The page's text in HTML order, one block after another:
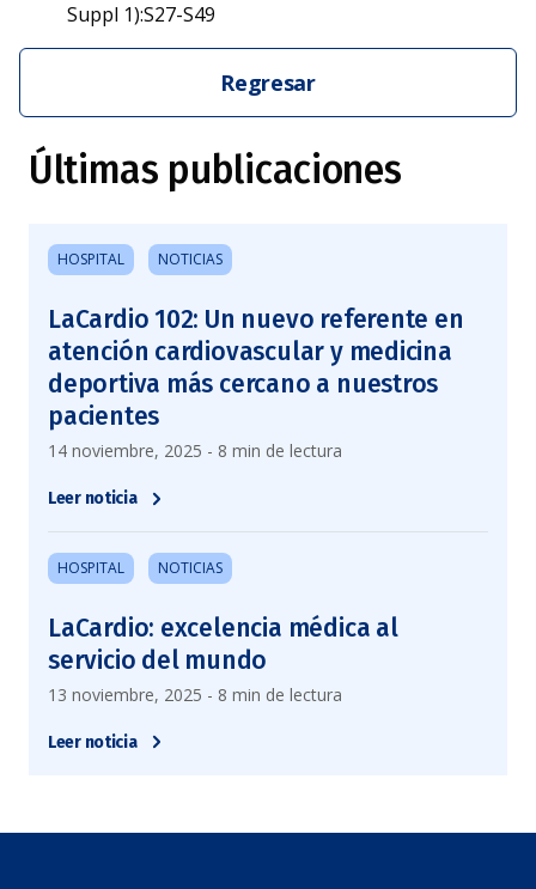
Suppl 1):S27-S49
Regresar
Últimas publicaciones
HOSPITAL NOTICIAS
LaCardio 102: Un nuevo referente en
atención cardiovascular y medicina
deportiva más cercano a nuestros
pacientes
14 noviembre, 2025 - 8 min de lectura
Leer noticia
HOSPITAL NOTICIAS
LaCardio: excelencia médica al
servicio del mundo
13 noviembre, 2025 - 8 min de lectura
Leer noticia